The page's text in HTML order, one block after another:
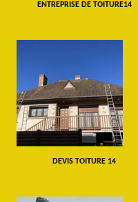
ENTREPRISE DE TOITURE14
DEVIS TOITURE 14